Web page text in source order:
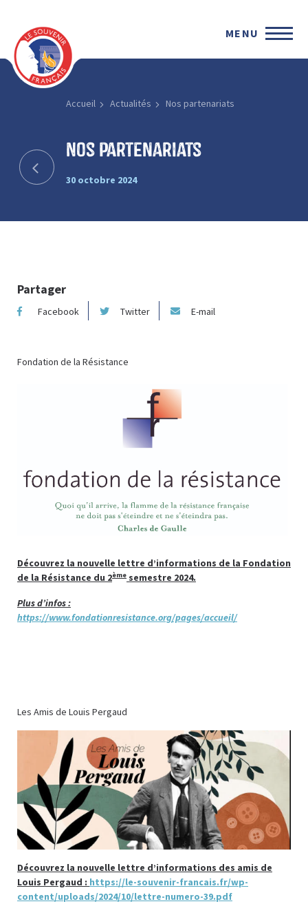
MENU
Accueil Actualités Nos partenariats
Nos partenariats
30 octobre 2024
Partager
Facebook Twitter E-mail
Fondation de la Résistance
Découvrez la nouvelle lettre d’informations de la Fondation
de la Résistance du 2ème semestre 2024.
Plus d’infos :
https://www.fondationresistance.org/pages/accueil/
Les Amis de Louis Pergaud
Découvrez la nouvelle lettre d’informations des amis de
Louis Pergaud : https://le-souvenir-francais.fr/wp-
content/uploads/2024/10/lettre-numero-39.pdf